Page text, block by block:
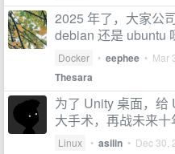
2025 年了，大家公
debian 还是 ubuntu
Docker • eephee • Mar
Thesara
为了 Unity 桌面，给
大手术，再战未来十
Linux • asilin • Dec 30,